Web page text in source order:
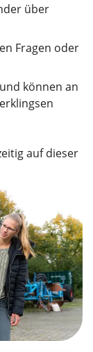
über
Fragen oder
können an
auf dieser